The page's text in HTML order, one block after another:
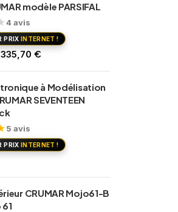
modèle PARSIFAL
4 avis
PRIX INTERNET !
€
à Modélisation
SEVENTEEN
5 avis
PRIX INTERNET !
CRUMAR Mojo61-B